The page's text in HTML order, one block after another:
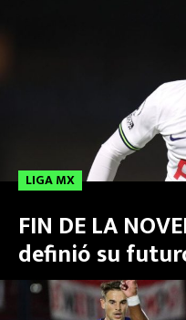
LIGA MX
FIN DE LA
definió su
¿Llegará por